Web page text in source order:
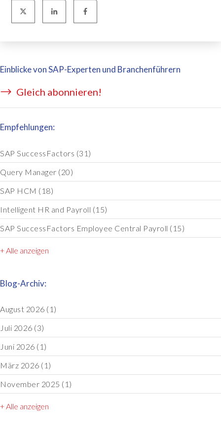
Einblicke von SAP-Experten und Branchenführern
Gleich abonnieren!
Empfehlungen:
SAP SuccessFactors (31)
Query Manager (20)
SAP HCM (18)
Intelligent HR and Payroll (15)
SAP SuccessFactors Employee Central Payroll (15)
+ Alle anzeigen
Blog-Archiv:
August 2026 (1)
Juli 2026 (3)
Juni 2026 (1)
März 2026 (1)
November 2025 (1)
+ Alle anzeigen